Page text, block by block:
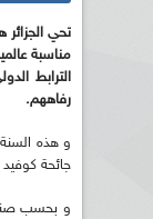
تحي الجزائر
الترابط
رفاههم.
و هذه
جائحة كوفيد 19 التي أدت إلى أزمة في حقوق الطفل.
و بحسب